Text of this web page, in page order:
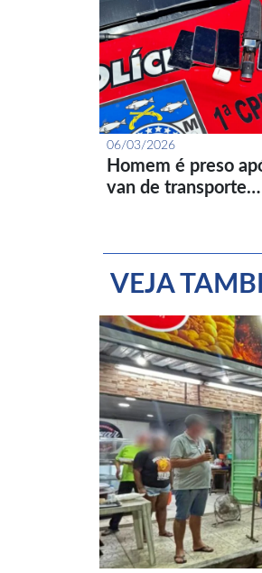
06/03/2026
Homem é preso
van de transporte…
VEJA